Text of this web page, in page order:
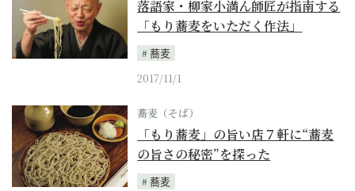
落語家・柳家小満ん師匠が指南する
「もり蕎麦をいただく作法」
蕎麦
2017/11/1
蕎麦（そば）
「もり蕎麦」の旨い店７軒に“蕎麦
の旨さの秘密”を探った
蕎麦